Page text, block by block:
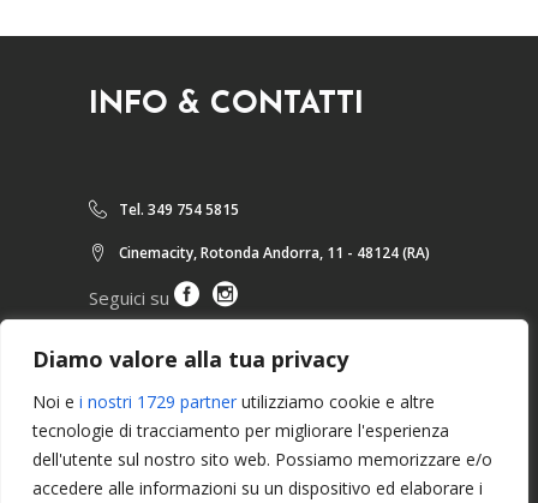
Diamo valore alla tua privacy
Noi e i nostri 1729 partner utilizziamo cookie e altre
tecnologie di tracciamento per migliorare l'esperienza
dell'utente sul nostro sito web. Possiamo memorizzare e/o
accedere alle informazioni su un dispositivo ed elaborare i
INFO & CONTATTI
Tel. 349 754 5815
Cinemacity, Rotonda Andorra, 11 - 48124 (RA)
Seguici su
ARTICOLI RECENTI
Seminario Tecnico “Sweating
Refree Seminar” con Jean-Pierre